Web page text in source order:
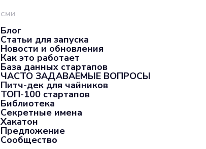
СМИ
Блог
Статьи для запуска
Новости и обновления
Как это работает
База данных стартапов
ЧАСТО ЗАДАВАЕМЫЕ ВОПРОСЫ
Питч-дек для чайников
ТОП-100 стартапов
Библиотека
Секретные имена
Хакатон
Предложение
Сообщество